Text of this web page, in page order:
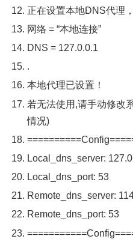
正在设置本地DNS代理
网络 = “本地连接”
DNS= 127.0.0.1
.
本地代理已设置！
若无法使用,请手动修改
情况)
==========Config
Local_dns_server: 127.0
Local_dns_port: 53
Remote_dns_server:
Remote_dns_port: 53
===========Config